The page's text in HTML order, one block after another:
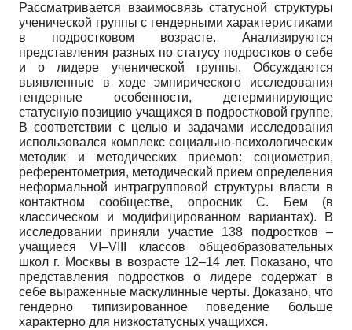
Рассматривается взаимосвязь статусной структуры
ученической группы с гендерными характеристиками
в подростковом возрасте. Анализируются
представления разных по статусу подростков о себе
и о лидере ученической группы. Обсуждаются
выявленные в ходе эмпирического исследования
гендерные особенности, детерминирующие
статусную позицию учащихся в подростковой группе.
В соответствии с целью и задачами исследования
использовался комплекс социально-психологических
методик и методических приемов: социометрия,
референтометрия, методический прием определения
неформальной интрагрупповой структуры власти в
контактном сообществе, опросник С. Бем (в
классическом и модифицированном вариантах). В
исследовании приняли участие 138 подростков –
учащиеся VI–VIII классов общеобразовательных
школ г. Москвы в возрасте 12–14 лет. Показано, что
представления подростков о лидере содержат в
себе выраженные маскулинные черты. Доказано, что
гендерно типизированное поведение больше
характерно для низкостатусных учащихся.